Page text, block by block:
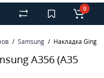
0
Samsung Накладка
A356 (A35